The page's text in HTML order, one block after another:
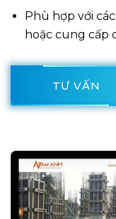
Phù hợp với
hoặc cung cấp
TƯ VẤN